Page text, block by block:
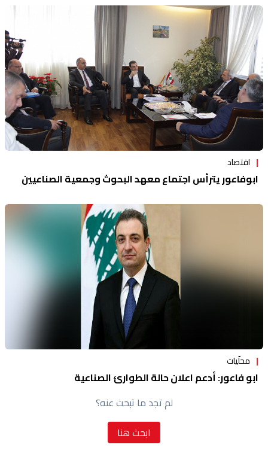
اقتصاد
ابوفاعور يترأس اجتماع معهد البحوث وجمعية الصناعيين
محلّيات
ابو فاعور: أدعم اعلان حالة الطوارئ الصناعية
لم تجد ما تبحث عنه؟
ابحث هنا